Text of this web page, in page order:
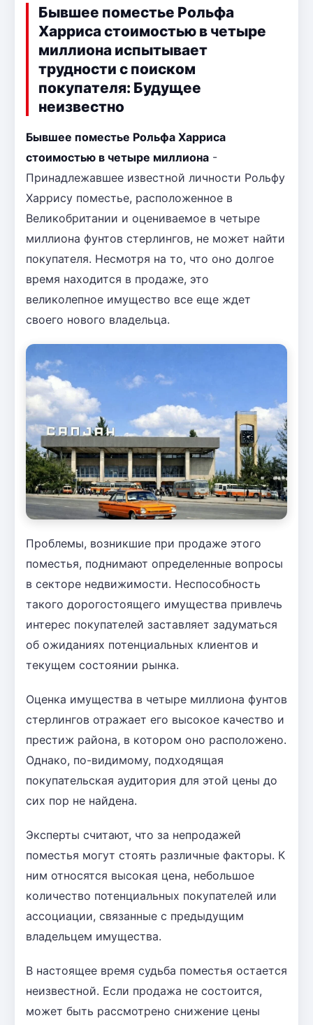
Бывшее поместье Рольфа
Харриса стоимостью в четыре
миллиона испытывает
трудности с поиском
покупателя: Будущее
неизвестно
Бывшее поместье Рольфа Харриса
стоимостью в четыре миллиона -
Принадлежавшее известной личности Рольфу
Харрису поместье, расположенное в
Великобритании и оцениваемое в четыре
миллиона фунтов стерлингов, не может найти
покупателя. Несмотря на то, что оно долгое
время находится в продаже, это
великолепное имущество все еще ждет
своего нового владельца.
Проблемы, возникшие при продаже этого
поместья, поднимают определенные вопросы
в секторе недвижимости. Неспособность
такого дорогостоящего имущества привлечь
интерес покупателей заставляет задуматься
об ожиданиях потенциальных клиентов и
текущем состоянии рынка.
Оценка имущества в четыре миллиона фунтов
стерлингов отражает его высокое качество и
престиж района, в котором оно расположено.
Однако, по-видимому, подходящая
покупательская аудитория для этой цены до
сих пор не найдена.
Эксперты считают, что за непродажей
поместья могут стоять различные факторы. К
ним относятся высокая цена, небольшое
количество потенциальных покупателей или
ассоциации, связанные с предыдущим
владельцем имущества.
В настоящее время судьба поместья остается
неизвестной. Если продажа не состоится,
может быть рассмотрено снижение цены